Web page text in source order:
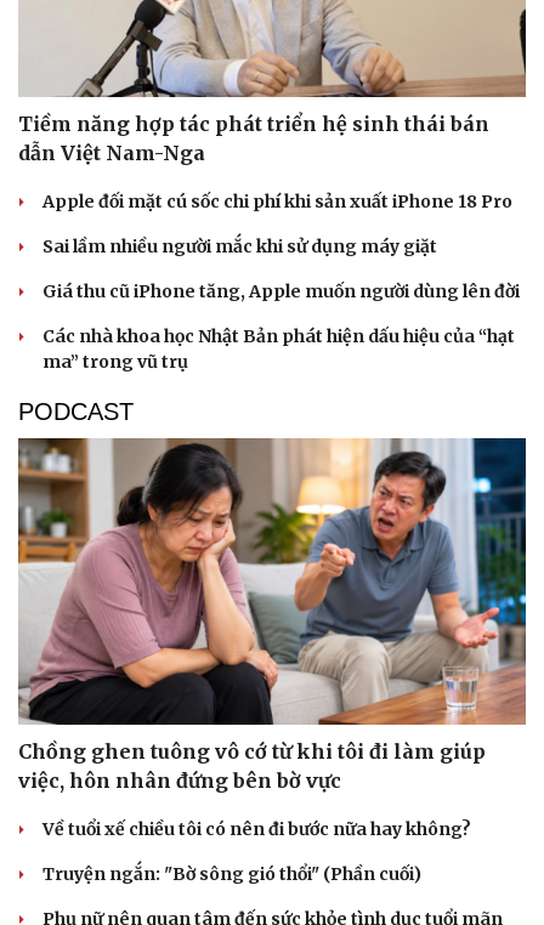
Văn hóa
Văn học
Âm nhạc
Di sản
Giải trí
Thời trang
Sao Việt
Tiềm năng hợp tác phát triển hệ sinh thái bán
dẫn Việt Nam-Nga
Apple đối mặt cú sốc chi phí khi sản xuất iPhone 18 Pro
Sai lầm nhiều người mắc khi sử dụng máy giặt
Giá thu cũ iPhone tăng, Apple muốn người dùng lên đời
Các nhà khoa học Nhật Bản phát hiện dấu hiệu của “hạt
ma” trong vũ trụ
PODCAST
Chồng ghen tuông vô cớ từ khi tôi đi làm giúp
việc, hôn nhân đứng bên bờ vực
Về tuổi xế chiều tôi có nên đi bước nữa hay không?
Truyện ngắn: "Bờ sông gió thổi" (Phần cuối)
Phụ nữ nên quan tâm đến sức khỏe tình dục tuổi mãn